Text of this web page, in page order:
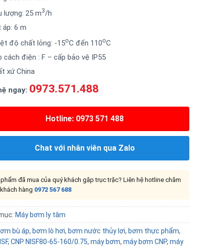
lượng: 25 m3/h
6 m
độ chất lỏng: -15oC đến 110oC
cách điện : F – cấp bảo vệ IP55
xứ China
ngay: 0973.571.488
Hotline: 0973 571 488
Chat với nhân viên qua Zalo
đã mua của quý khách gặp trục trặc? Liên hệ hotline chăm
hàng 0972 567 688
Máy bơm ly tâm
bù áp, bơm lò hơi, bơm nước thủy lợi, bơm thực phẩm,
, CNP NISF80-65-160/0.75, máy bơm, máy bơm CNP, máy